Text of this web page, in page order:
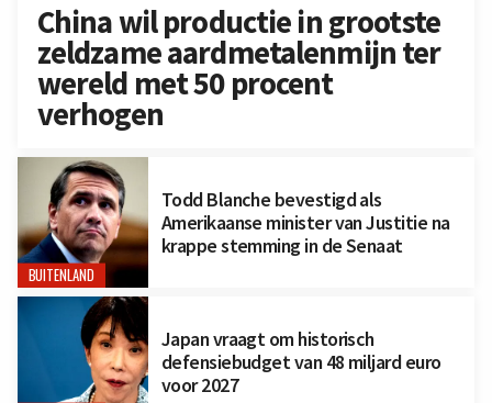
China wil productie in grootste
zeldzame aardmetalenmijn ter
wereld met 50 procent
verhogen
BUITENLAND
Todd Blanche bevestigd als
Amerikaanse minister van Justitie na
krappe stemming in de Senaat
Japan vraagt om historisch
defensiebudget van 48 miljard euro
voor 2027